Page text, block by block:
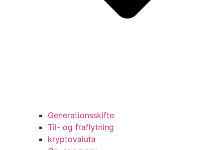
Generationsskifte
Til- og fraflytning
kryptovaluta